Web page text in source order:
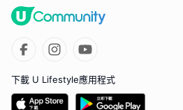
下載 U Lifestyle應用程式